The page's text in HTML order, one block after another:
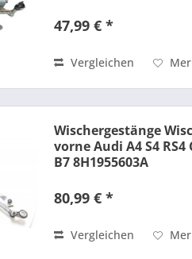
47,99 € *
Vergleichen
Wischergestänge
vorne Audi A4 S4 RS4
B7 8H1955603A
80,99 € *
Vergleichen